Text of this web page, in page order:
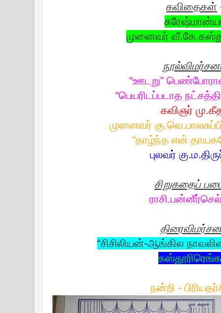
கவிதைகள்
முனைவர்
“ஊடறு”
“பெயரிடப்படாத
கவிஞர்
முனைவர்
“தாழ்ந்த என்
புலவர்
சிறுகதைப்
“சிசிலியன்-ஆங்கில
நன்றி -